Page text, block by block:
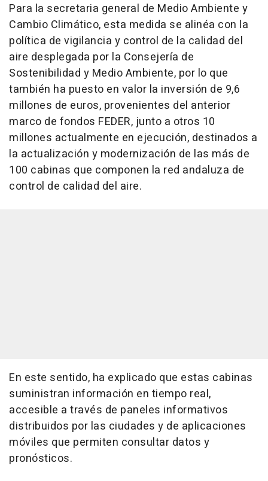
Para la secretaria general de Medio Ambiente y
Cambio Climático, esta medida se alinéa con la
política de vigilancia y control de la calidad del
aire desplegada por la Consejería de
Sostenibilidad y Medio Ambiente, por lo que
también ha puesto en valor la inversión de 9,6
millones de euros, provenientes del anterior
marco de fondos FEDER, junto a otros 10
millones actualmente en ejecución, destinados a
la actualización y modernización de las más de
100 cabinas que componen la red andaluza de
control de calidad del aire.
En este sentido, ha explicado que estas cabinas
suministran información en tiempo real,
accesible a través de paneles informativos
distribuidos por las ciudades y de aplicaciones
móviles que permiten consultar datos y
pronósticos.